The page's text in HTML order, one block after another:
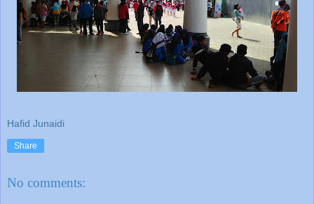
Hafid Junaidi
Share
No comments: